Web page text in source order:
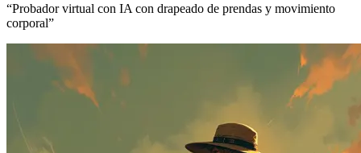
“Probador virtual con IA con drapeado de prendas y movimiento
corporal”